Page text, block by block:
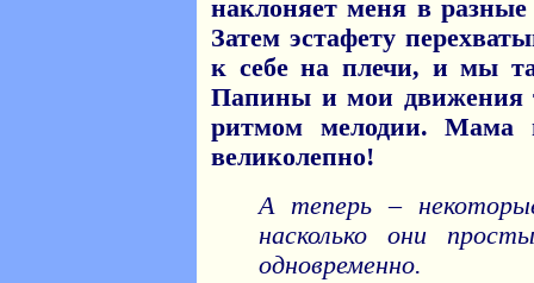
наклоняет меня в
Затем эстафету
к себе на плечи, и мы
Папины и мои движения
ритмом мелодии. Мама
великолепно!
А теперь –
насколько они
одновременно.